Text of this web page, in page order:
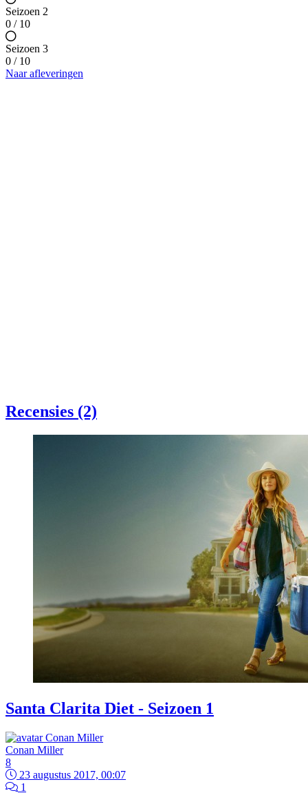
Seizoen 2
0 / 10
Seizoen 3
0 / 10
Naar afleveringen
Recensies (2)
Santa Clarita Diet - Seizoen 1
Conan Miller
8
23 augustus 2017, 00:07
1